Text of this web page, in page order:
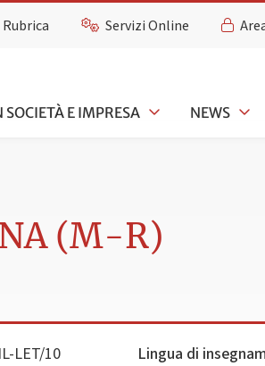
Rubrica Servizi Online
SOCIETÀ E IMPRESA NEWS
(M-R)
LET/10 Lingua di